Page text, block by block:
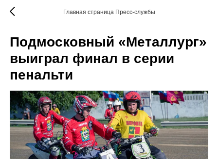
Главная страница Пресс-службы
Подмосковный «Металлург»
выиграл финал в серии
пенальти